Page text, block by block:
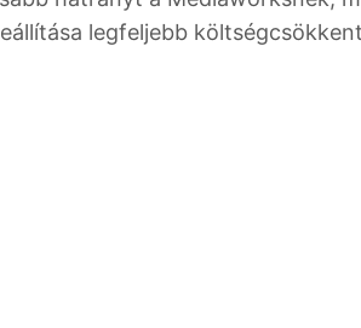
legfeljebb